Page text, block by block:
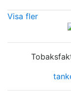
Visa fler